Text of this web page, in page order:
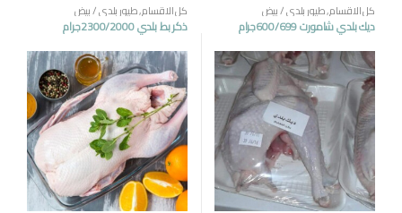
كل الاقسام,طيور بلدي / بيض
ديك بلدي شامورت 600/699جرام
كل الاقسام,طيور بلدي / بيض
ذكر بط بلدي 2300/2000جرام